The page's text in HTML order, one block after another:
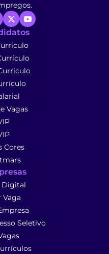
Vagas
Cores
Digital
Vaga
Seletivo